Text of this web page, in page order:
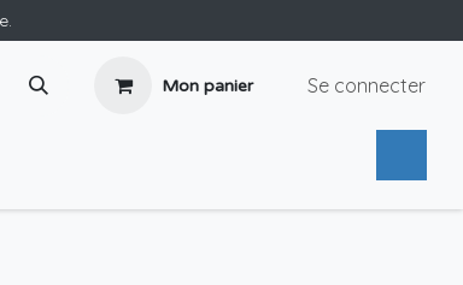
Mon panier Se connecter